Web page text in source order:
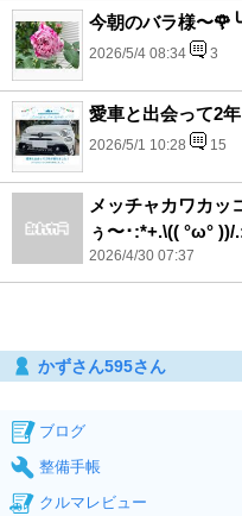
今朝のバラ様〜
2026/5/4 08:34 3
愛車と出会って2年
2026/5/1 10:28 15
メッチャカワカッ
ぅ〜･:*+.\(( °ω° ))/
2026/4/30 07:37
かずさん595さん
ブログ
整備手帳
クルマレビュー